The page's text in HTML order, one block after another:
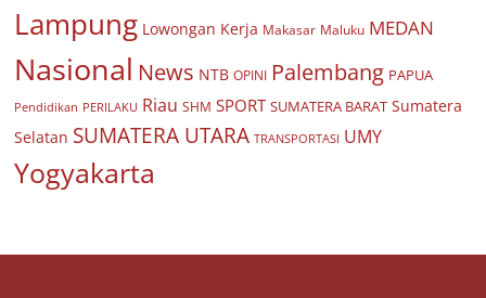
Lampung Lowongan Kerja Makasar Maluku MEDAN
Nasional News NTB OPINI Palembang PAPUA
Pendidikan PERILAKU Riau SHM SPORT SUMATERA BARAT Sumatera
Selatan SUMATERA UTARA TRANSPORTASI UMY
Yogyakarta